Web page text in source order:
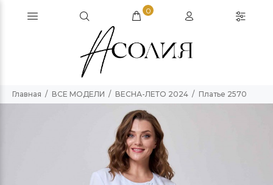
0
Главная ВСЕ МОДЕЛИ ВЕСНА-ЛЕТО 2024 Платье 2570